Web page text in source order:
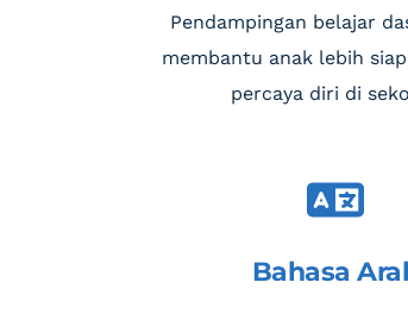
Pendampingan belajar
membantu anak lebih
percaya diri di
Bahasa